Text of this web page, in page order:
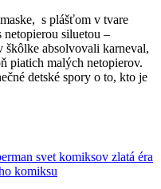
s plášťom v tvare
siluetou –
škôlke absolvovali karneval,
piatich malých netopierov.
detské spory o to, kto je
svet komiksov zlatá éra
komiksu